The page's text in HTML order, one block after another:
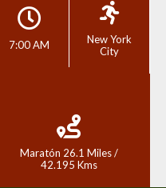
7:00 AM
New York
City
Maratón 26.1 Miles /
42.195 Kms